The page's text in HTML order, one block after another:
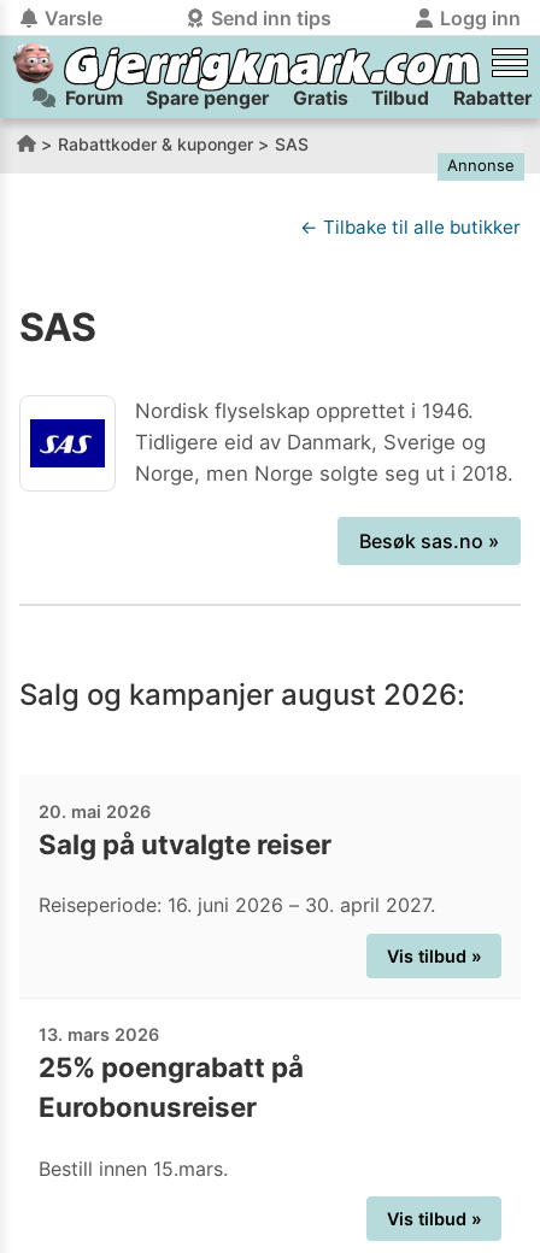
Varsle Send inn tips Logg inn
tilbake
Logg inn på Gjerrigknark.com:
helt gratispå
tilbake
Send inn tips:
Har du et tips til meg? Jeg premierer de beste tipsene med
Kamera
PS:
Vil du være med i tipsekonkurransen kan du oppgi
kontaktdetaljer i neste steg.
Forum Spare penger Gratis Tilbud Rabatter
Rabattkoder & kuponger SAS
Annonse
← Tilbake til alle butikker
SAS
Nordisk flyselskap opprettet i 1946.
Tidligere eid av Danmark, Sverige og
Norge, men Norge solgte seg ut i 2018.
Besøk sas.no »
Salg og kampanjer august 2026:
20. mai 2026
Salg på utvalgte reiser
Reiseperiode: 16. juni 2026 – 30. april 2027.
Vis tilbud »
13. mars 2026
25% poengrabatt på
Eurobonusreiser
Bestill innen 15.mars.
Vis tilbud »